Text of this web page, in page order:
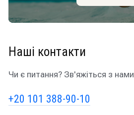
Наші контакти
Чи є питання? Зв'яжіться з нами
+20 101 388-90-10